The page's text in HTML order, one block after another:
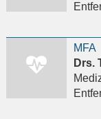
MFA